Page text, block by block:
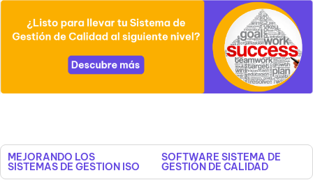
MEJORANDO LOS
SISTEMAS DE GESTION ISO
SOFTWARE SISTEMA DE
GESTIÓN DE CALIDAD